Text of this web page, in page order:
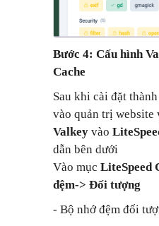
Bước 4: Cấu hình
Cache
Sau khi cài đặt
vào quản trị website
Valkey vào
dẫn bên dưới
Vào mục LiteSpeed
đệm-> Đối tượng
- Bộ nhớ đệm đối